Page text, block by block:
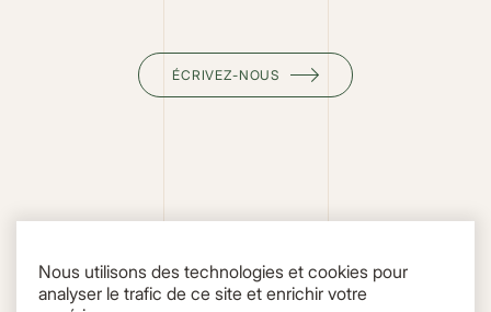
ÉCRIVEZ-NOUS
Nous utilisons des technologies et cookies pour
analyser le trafic de ce site et enrichir votre